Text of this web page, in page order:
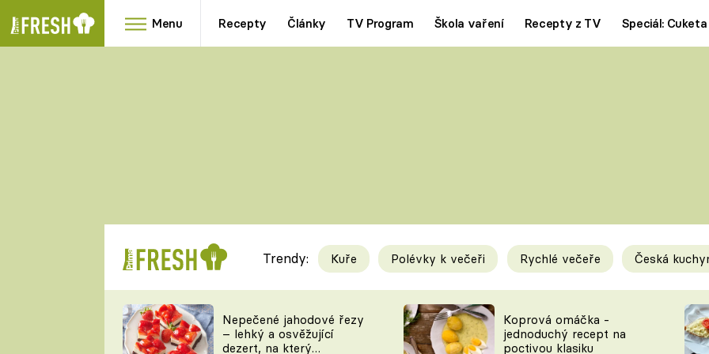
Menu Recepty Články TV Program Škola vaření Recepty z TV Speciál: Cuketa
RYCHLOVKY
Videorecepty
TEĎ VAŘÍ ŠÉF!
Tipy a triky
KAM ZA JÍDLEM
Trendy: Kuře Polévky k večeři Rychlé večeře Česká
Nepečené jahodové řezy
– lehký a osvěžující
dezert, na který
Koprová omáčka -
jednoduchý recept na
poctivou klasiku